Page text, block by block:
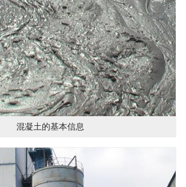
混凝土的基本信息